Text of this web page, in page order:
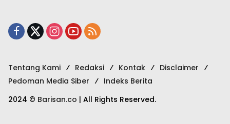
Tentang Kami Redaksi Kontak
Disclaimer
Pedoman Media Siber
Indeks Berita
2024 © Barisan.co | All Rights Reserved.